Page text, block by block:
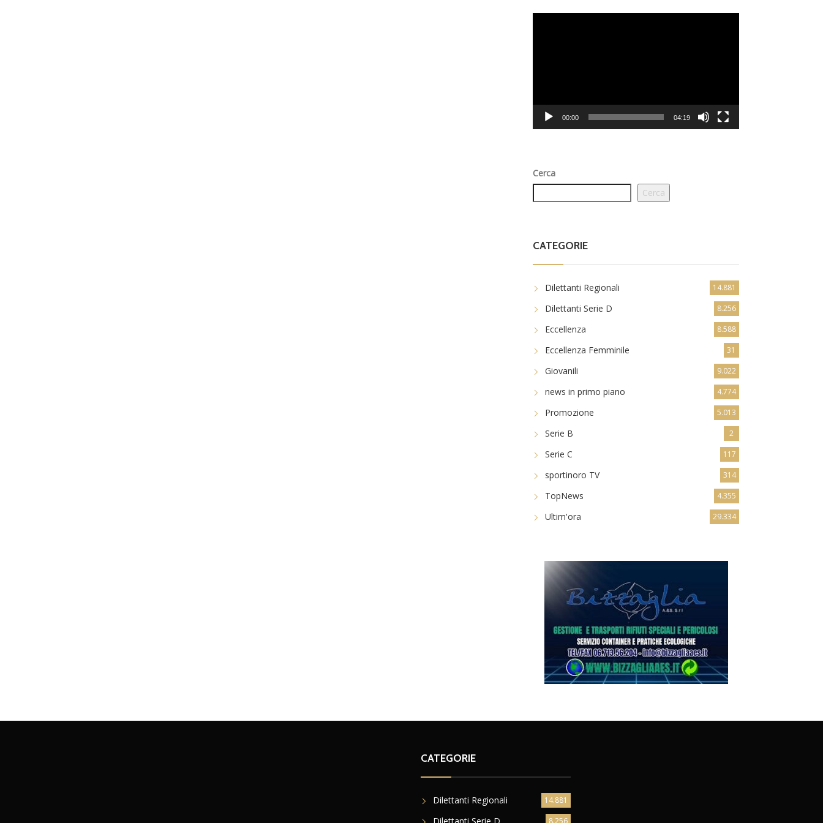
00:00 04:19
Cerca
Cerca
CATEGORIE
Dilettanti Regionali 14.881
Dilettanti Serie D 8.256
Eccellenza 8.588
Eccellenza Femminile 31
Giovanili 9.022
news in primo piano 4.774
Promozione 5.013
Serie B 2
Serie C 117
sportinoro TV 314
TopNews 4.355
Ultim'ora 29.334
CATEGORIE
Dilettanti Regionali 14.881
8.256